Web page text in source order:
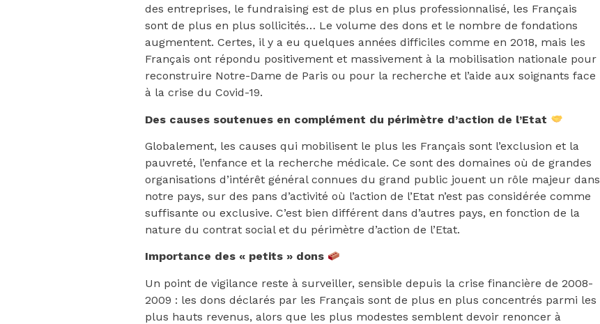
des entreprises, le fundraising est de plus en plus professionnalisé, les Français
sont de plus en plus sollicités… Le volume des dons et le nombre de fondations
augmentent. Certes, il y a eu quelques années difficiles comme en 2018, mais les
Français ont répondu positivement et massivement à la mobilisation nationale pour
reconstruire Notre-Dame de Paris ou pour la recherche et l’aide aux soignants face
à la crise du Covid-19.
Des causes soutenues en complément du périmètre d’action de l’Etat
Globalement, les causes qui mobilisent le plus les Français sont l’exclusion et la
pauvreté, l’enfance et la recherche médicale. Ce sont des domaines où de grandes
organisations d’intérêt général connues du grand public jouent un rôle majeur dans
notre pays, sur des pans d’activité où l’action de l’Etat n’est pas considérée comme
suffisante ou exclusive. C’est bien différent dans d’autres pays, en fonction de la
nature du contrat social et du périmètre d’action de l’Etat.
Importance des « petits » dons
Un point de vigilance reste à surveiller, sensible depuis la crise financière de 2008-
2009 : les dons déclarés par les Français sont de plus en plus concentrés parmi les
plus hauts revenus, alors que les plus modestes semblent devoir renoncer à